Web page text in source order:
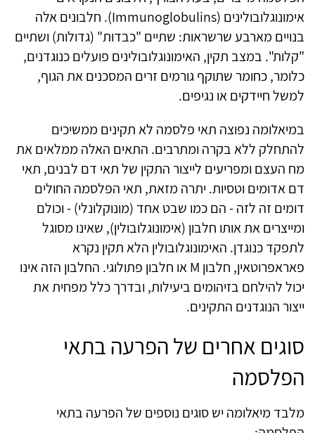
אימונוגלובולינים (Immunoglobulins). חלבונים אלה
בנויים מארבע שרשראות: שתיים "כבדות" (גדולות) ושתיים
"קלות". במצב תקין, האימונוגלובולינים פועלים כנוגדנים,
כלומר, כחומר שתוקף גורמים זרים המסכנים את הגוף,
למשל חיידקים או נגיפים.
במיאלומה נפוצה תאי פלסמה לא תקינים ממשיכים
להתחלק ללא בקרה ומתרבים. התאים האלה ממלאים את
מח העצם ומפריעים לייצור התקין של תאי דם לבנים, תאי
דם אדומים וטסיות. יתרה מזאת, תאי הפלסמה החולים
דומים זה לזה - הם כמו שבט אחד (מונוקלונלי) - וכולם
ומייצרים את אותו חלבון (אימונוגלובולין), שאינו מסוגל
לתפקד כנוגדן. האימונוגלובולין הלא תקין נקרא
פאראפרוטאין, חלבון M או חלבון פתולוגי. החלבון הזה אינו
יכול להילחם בזיהומים ביעילות, ובדרך כלל מפחית את
ייצור הנוגדנים התקינים.
סוגים אחרים של הפרעה בתאי
הפלסמה
מלבד מיאלומה יש סוגים נוספים של הפרעה בתאי